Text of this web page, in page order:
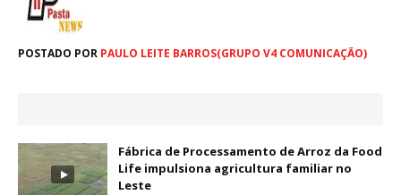
POSTADO POR PAULO LEITE BARROS(GRUPO V4 COMUNICAÇÃO)
Fábrica de Processamento de Arroz da Food
Life impulsiona agricultura familiar no
Leste